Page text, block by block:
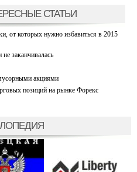
СТАТЬИ
от которых нужно избавиться в 2015
заканчивалась
акциями
позиций на рынке Форекс